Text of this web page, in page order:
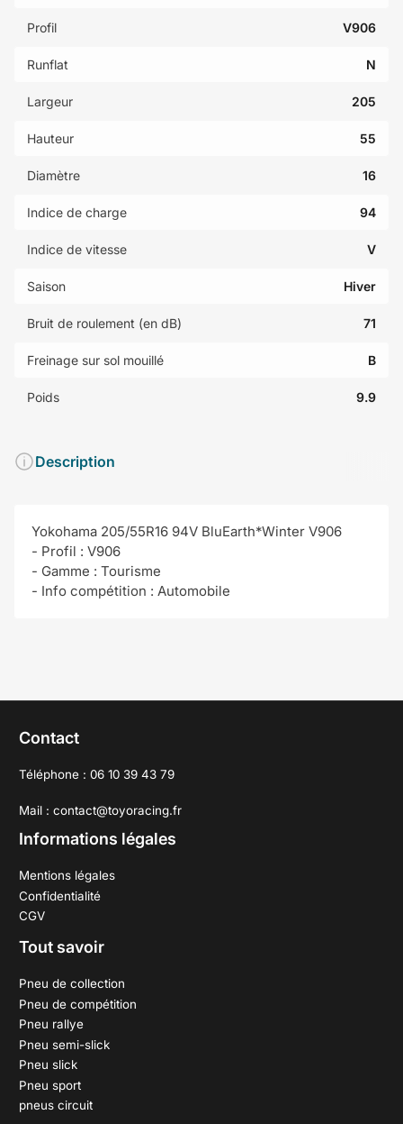
Profil V906
Runflat N
Largeur 205
Hauteur 55
Diamètre 16
Indice de charge 94
Indice de vitesse V
Saison Hiver
Bruit de roulement (en dB) 71
Freinage sur sol mouillé B
Poids 9.9
Description
Yokohama 205/55R16 94V BluEarth*Winter V906
- Profil : V906
- Gamme : Tourisme
- Info compétition : Automobile
Contact
Téléphone : 06 10 39 43 79
Mail : contact@toyoracing.fr
Informations légales
Mentions légales
Confidentialité
CGV
Tout savoir
Pneu de collection
Pneu de compétition
Pneu rallye
Pneu semi-slick
Pneu slick
Pneu sport
pneus circuit